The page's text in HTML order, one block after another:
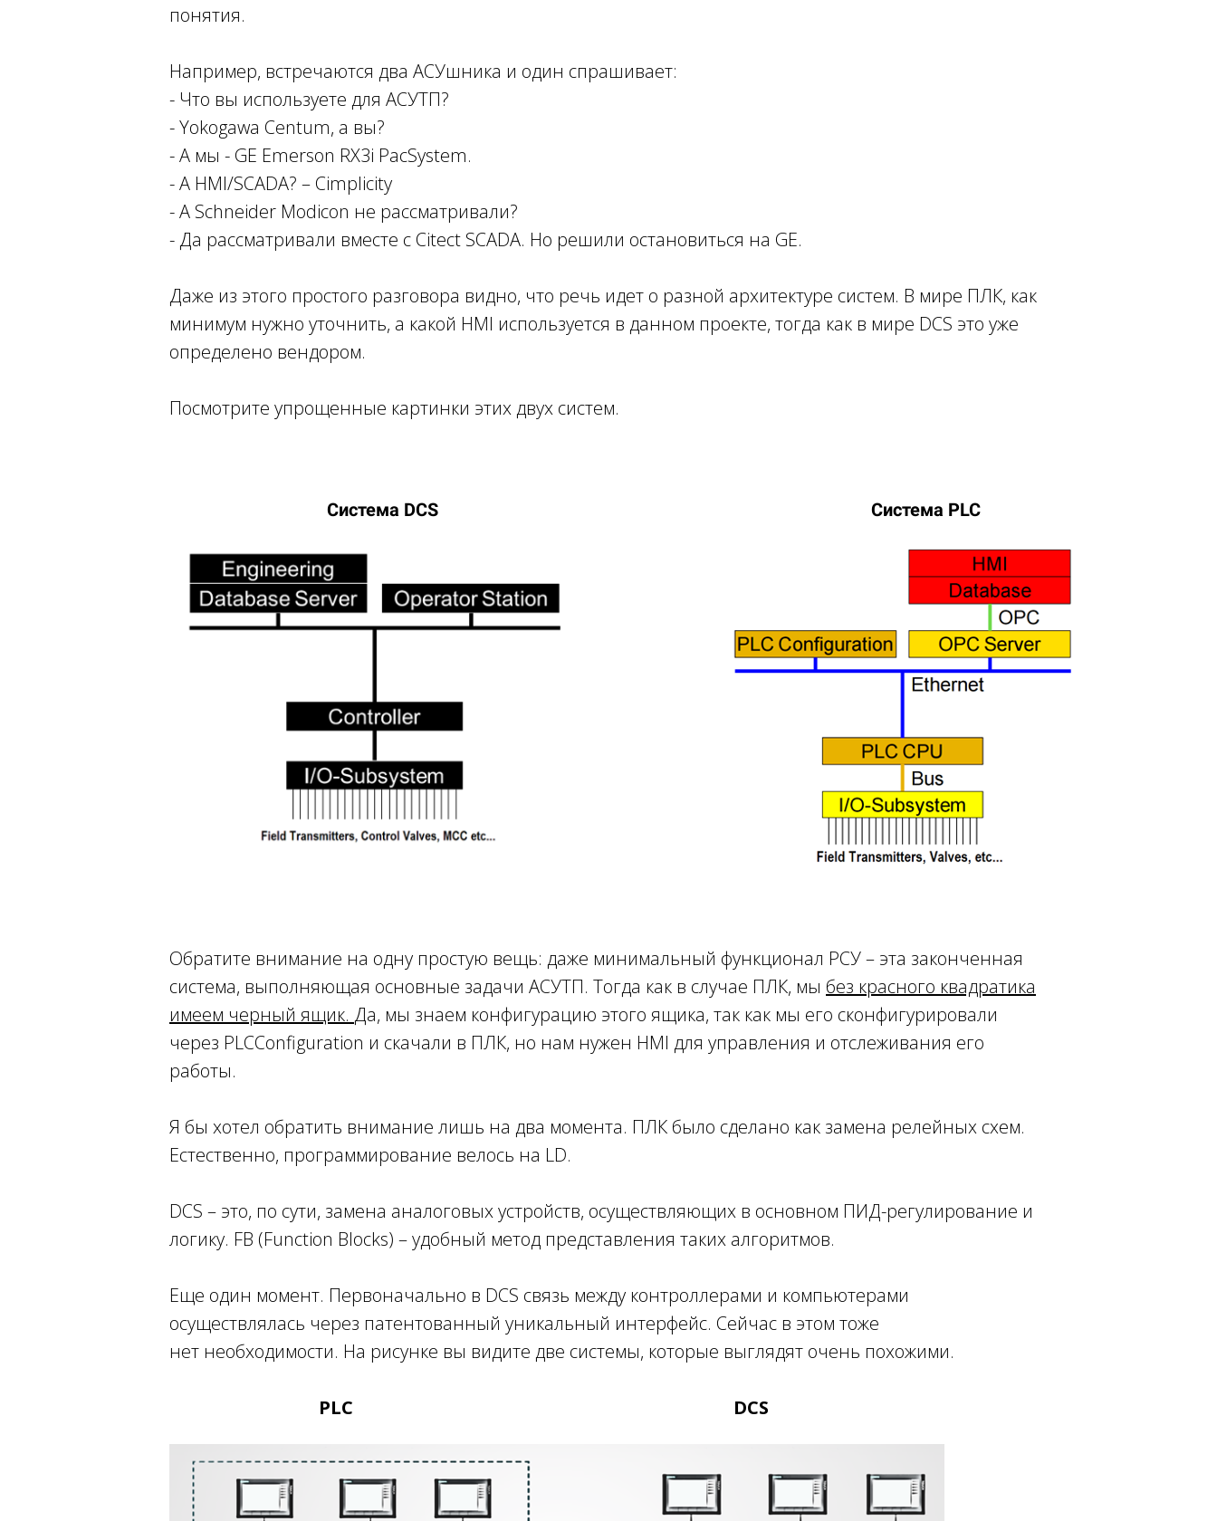
понятия.
Например, встречаются два АСУшника и один спрашивает:
- Что вы используете для АСУТП?
- Yokogawa Centum, а вы?
- А мы - GE Emerson RX3i PacSystem.
- А HMI/SCADA? – Cimplicity
- А Schneider Modicon не рассматривали?
- Да рассматривали вместе с Citect SCADA. Но решили остановиться на GE.
Даже из этого простого разговора видно, что речь идет о разной архитектуре систем. В мире ПЛК, как
минимум нужно уточнить, а какой HMI используется в данном проекте, тогда как в мире DCS это уже
определено вендором.
Посмотрите упрощенные картинки этих двух систем.
Система DCS Система PLC
Обратите внимание на одну простую вещь: даже минимальный функционал РСУ – эта законченная
система, выполняющая основные задачи АСУТП. Тогда как в случае ПЛК, мы без красного квадратика
имеем черный ящик. Да, мы знаем конфигурацию этого ящика, так как мы его сконфигурировали
через PLCConfiguration и скачали в ПЛК, но нам нужен HMI для управления и отслеживания его
работы.
Я бы хотел обратить внимание лишь на два момента. ПЛК было сделано как замена релейных схем.
Естественно, программирование велось на LD.
DCS – это, по сути, замена аналоговых устройств, осуществляющих в основном ПИД-регулирование и
логику. FB (Function Blocks) – удобный метод представления таких алгоритмов.
Еще один момент. Первоначально в DCS связь между контроллерами и компьютерами
осуществлялась через патентованный уникальный интерфейс. Сейчас в этом тоже
нет необходимости. На рисунке вы видите две системы, которые выглядят очень похожими.
PLC DCS